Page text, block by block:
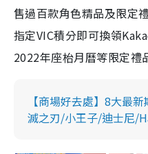
售過百款角色精品及限定
指定VIC積分即可換領
2022年座枱月曆等限定禮
【商場好去處】8大最
滅之刃/小王子/迪士尼/